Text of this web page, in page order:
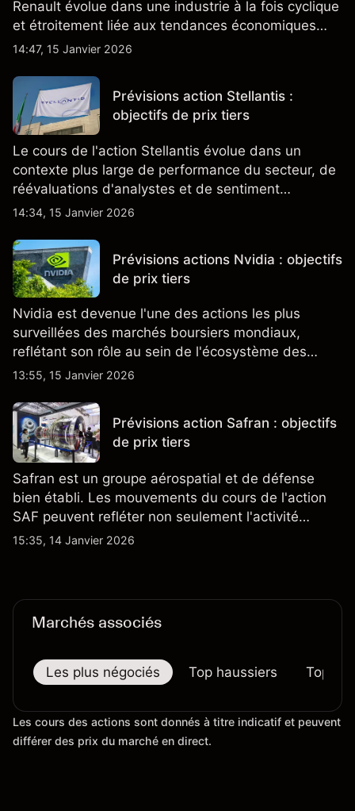
Renault évolue dans une industrie à la fois cyclique
et étroitement liée aux tendances économiques
générales.
14:47, 15 Janvier 2026
Prévisions action Stellantis :
objectifs de prix tiers
Le cours de l'action Stellantis évolue dans un
contexte plus large de performance du secteur, de
réévaluations d'analystes et de sentiment
changeant, qui ensemble aident à comprendre
14:34, 15 Janvier 2026
Prévisions actions Nvidia : objectifs
de prix tiers
Nvidia est devenue l'une des actions les plus
surveillées des marchés boursiers mondiaux,
reflétant son rôle au sein de l'écosystème des
semi-conducteurs et de l'IA.
13:55, 15 Janvier 2026
Prévisions action Safran : objectifs
de prix tiers
Safran est un groupe aérospatial et de défense
bien établi. Les mouvements du cours de l'action
SAF peuvent refléter non seulement l'activité
quotidienne du marché, mais aussi la position de
15:35, 14 Janvier 2026
Marchés associés
Les plus négociés Top haussiers Top
Les cours des actions sont donnés à titre indicatif et peuvent
différer des prix du marché en direct.